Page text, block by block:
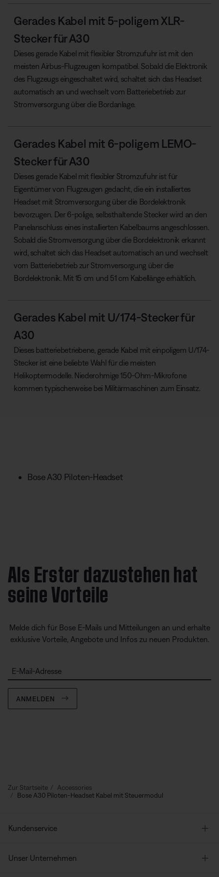
Gerades Kabel mit 5-poligem XLR-
Stecker für A30
Dieses gerade Kabel mit flexibler Stromzufuhr ist mit den
meisten Airbus-Flugzeugen kompatibel. Sobald die Elektronik
des Flugzeugs eingeschaltet wird, schaltet sich das Headset
automatisch an und wechselt vom Batteriebetrieb zur
Stromversorgung über die Bordanlage.
Gerades Kabel mit 6-poligem LEMO-
Stecker für A30
Dieses gerade Kabel mit flexibler Stromzufuhr ist für
Eigentümer von Flugzeugen gedacht, die ein installiertes
Headset mit Stromversorgung über die Bordelektronik
bevorzugen. Der 6-polige, selbsthaltende Stecker wird an den
Panelanschluss eines installierten Kabelbaums angeschlossen.
Sobald die Stromversorgung über die Bordelektronik erkannt
wird, schaltet sich das Headset automatisch an und wechselt
vom Batteriebetrieb zur Stromversorgung über die
Bordelektronik. Mit 15 cm und 51 cm Kabellänge erhältlich.
Gerades Kabel mit U/174-Stecker für
A30
Dieses batteriebetriebene, gerade Kabel mit einpoligem U/174-
Stecker ist eine beliebte Wahl für die meisten
Helikoptermodelle. Niederohmige 150-Ohm-Mikrofone
kommen typischerweise bei Militärmaschinen zum Einsatz.
Bose A30 Piloten-Headset
Als Erster dazustehen hat
seine Vorteile
Melde dich für Bose E-Mails und Mitteilungen an und erhalte
exklusive Vorteile, Angebote und Infos zu neuen Produkten.
E-Mail-Adresse
ANMELDEN
Zur Startseite
Accessories
Bose A30 Piloten-Headset Kabel mit Steuermodul
Kundenservice
Unser Unternehmen